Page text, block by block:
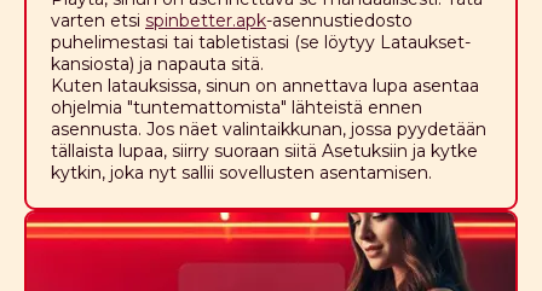
varten etsi spinbetter.apk-asennustiedosto
puhelimestasi tai tabletistasi (se löytyy Lataukset-
kansiosta) ja napauta sitä.
Kuten latauksissa, sinun on annettava lupa asentaa
ohjelmia "tuntemattomista" lähteistä ennen
asennusta. Jos näet valintaikkunan, jossa pyydetään
tällaista lupaa, siirry suoraan siitä Asetuksiin ja kytke
kytkin, joka nyt sallii sovellusten asentamisen.